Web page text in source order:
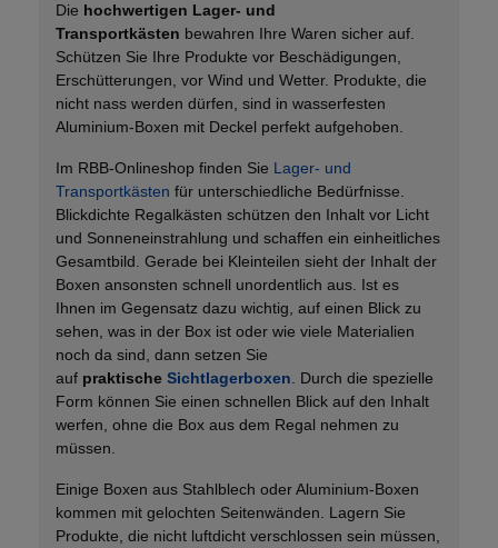
Die hochwertigen Lager- und
Transportkästen bewahren Ihre Waren sicher auf.
Schützen Sie Ihre Produkte vor Beschädigungen,
Erschütterungen, vor Wind und Wetter. Produkte, die
nicht nass werden dürfen, sind in wasserfesten
Aluminium-Boxen mit Deckel perfekt aufgehoben.
Im RBB-Onlineshop finden Sie Lager- und
Transportkästen für unterschiedliche Bedürfnisse.
Blickdichte Regalkästen schützen den Inhalt vor Licht
und Sonneneinstrahlung und schaffen ein einheitliches
Gesamtbild. Gerade bei Kleinteilen sieht der Inhalt der
Boxen ansonsten schnell unordentlich aus. Ist es
Ihnen im Gegensatz dazu wichtig, auf einen Blick zu
sehen, was in der Box ist oder wie viele Materialien
noch da sind, dann setzen Sie
auf praktische Sichtlagerboxen . Durch die spezielle
Form können Sie einen schnellen Blick auf den Inhalt
werfen, ohne die Box aus dem Regal nehmen zu
müssen.
Einige Boxen aus Stahlblech oder Aluminium-Boxen
kommen mit gelochten Seitenwänden. Lagern Sie
Produkte, die nicht luftdicht verschlossen sein müssen,